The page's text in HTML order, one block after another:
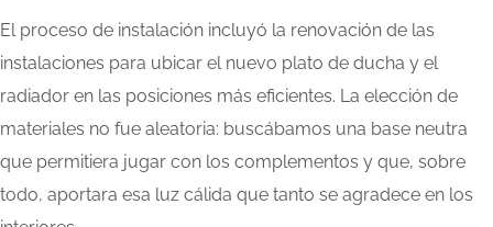
El proceso de instalación incluyó la renovación de las
instalaciones para ubicar el nuevo plato de ducha y el
radiador en las posiciones más eficientes. La elección de
materiales no fue aleatoria: buscábamos una base neutra
que permitiera jugar con los complementos y que, sobre
todo, aportara esa luz cálida que tanto se agradece en los